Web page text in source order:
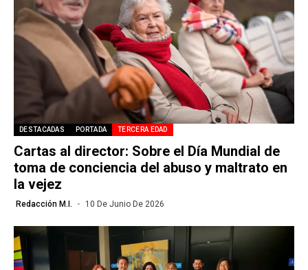
DESTACADAS PORTADA TERCERA EDAD
Cartas al director: Sobre el Día Mundial de
toma de conciencia del abuso y maltrato en
la vejez
Redacción M.I. 10 De Junio De 2026